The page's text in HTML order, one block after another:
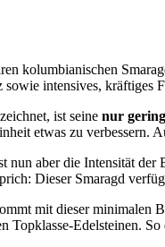
kolumbianischen
sowie intensives,
ist seine nur
etwas zu verbessern.
nun aber die Intensität
Dieser Smaragd
mit dieser minimalen
Topklasse-Edelsteinen.